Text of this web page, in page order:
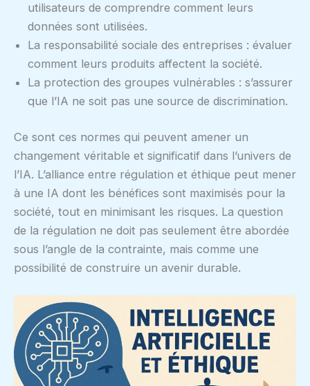
utilisateurs de comprendre comment leurs
données sont utilisées.
La responsabilité sociale des entreprises : évaluer
comment leurs produits affectent la société.
La protection des groupes vulnérables : s’assurer
que l’IA ne soit pas une source de discrimination.
Ce sont ces normes qui peuvent amener un
changement véritable et significatif dans l’univers de
l’IA. L’alliance entre régulation et éthique peut mener
à une IA dont les bénéfices sont maximisés pour la
société, tout en minimisant les risques. La question
de la régulation ne doit pas seulement être abordée
sous l’angle de la contrainte, mais comme une
possibilité de construire un avenir durable.